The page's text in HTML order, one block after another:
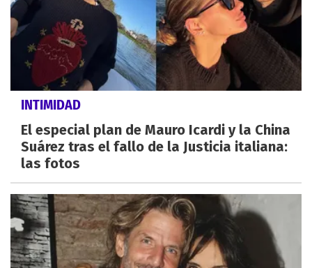
INTIMIDAD
El especial plan de Mauro Icardi y la China
Suárez tras el fallo de la Justicia italiana:
las fotos